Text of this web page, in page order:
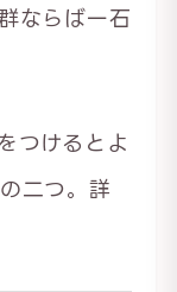
ならば一石
つけるとよ
二つ。詳